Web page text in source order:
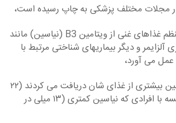
مجلات مختلف پزشکی به چاپ رسیده است،
آمده است که دریافت منظم غذاهای غنی از ویتامین B3 (نیاسین) مانند
آلزایمر و دیگر بیماری‏های شناختی مرتبط با
می‏ آورد،
طوری که افرادی که نیاسین بیشتری از غذای ‏شان دریافت می ‏کردند (۲۲
میلی گرم در روز) در مقایسه با افرادی که نیاسین کمتری (۱۳ میلی در